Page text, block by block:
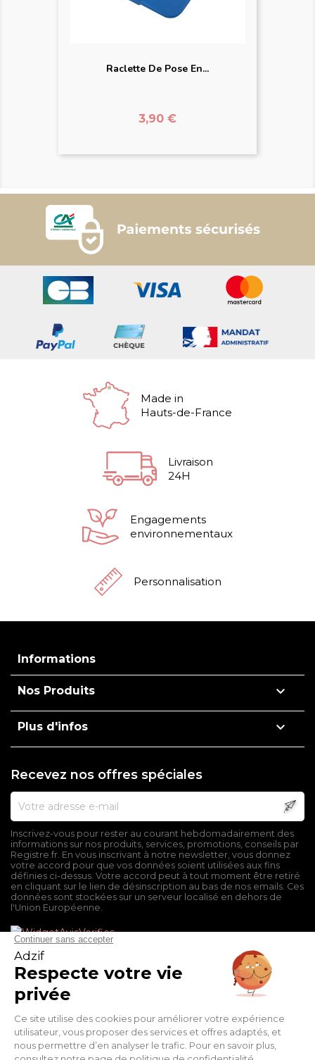
Raclette De Pose En...
Prix
3,90 €
Made in
Hauts-de-France
Livraison
24H
Engagements
environnementaux
Personnalisation
Informations
Nos Produits 
Plus d'infos 
Recevez nos offres spéciales
Inscrivez-vous pour rester au courant hebdomadairement des
informations sur nos produits, services, promotions, conseils par
Registre.fr. En vous inscrivant à notre newsletter, vous donnez
votre accord pour que vos données soient utilisées aux fins
définies ci-dessus. Votre accord peut à tout moment être retiré
en cliquant sur le lien de désinscription au bas de nos emails. Ces
données sont stockées sur un serveur localisé en dehors de
l'Union Européenne.
Conditions générales de vente